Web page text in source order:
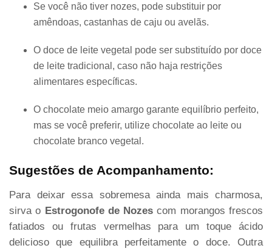
Se você não tiver nozes, pode substituir por
amêndoas, castanhas de caju ou avelãs.
O doce de leite vegetal pode ser substituído por doce
de leite tradicional, caso não haja restrições
alimentares específicas.
O chocolate meio amargo garante equilíbrio perfeito,
mas se você preferir, utilize chocolate ao leite ou
chocolate branco vegetal.
Sugestões de Acompanhamento:
Para deixar essa sobremesa ainda mais charmosa,
sirva o Estrogonofe de Nozescom morangos frescos
fatiados ou frutas vermelhas para um toque ácido
delicioso que equilibra perfeitamente o doce. Outra